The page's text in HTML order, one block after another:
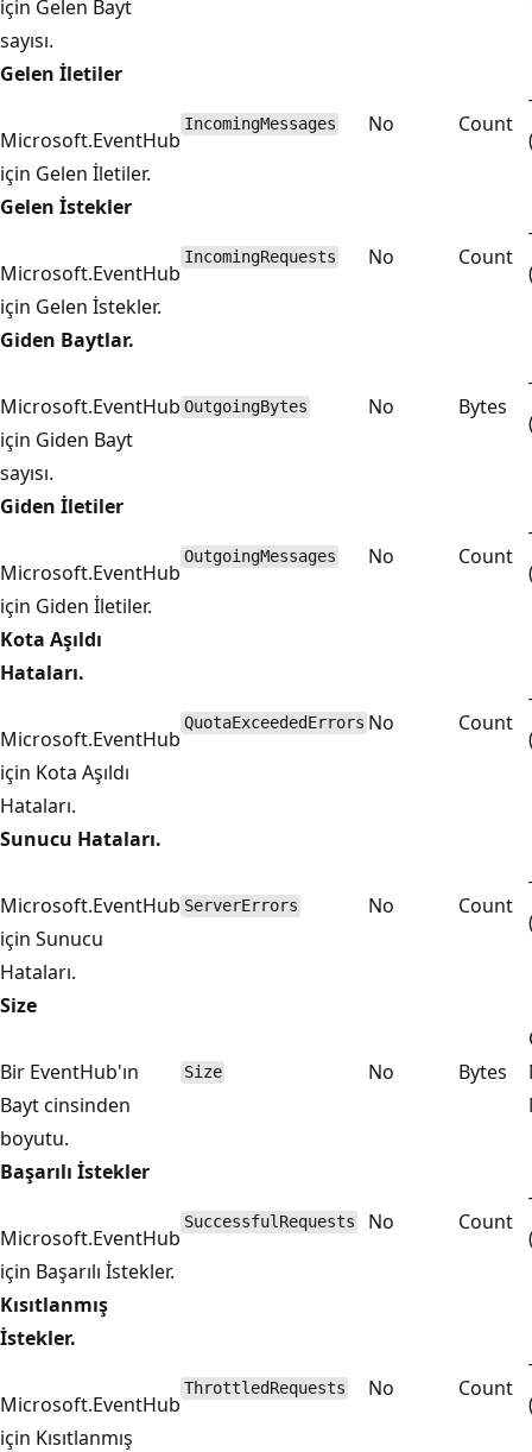
için Gelen Bayt
sayısı.
Gelen İletiler
Microsoft.EventHub
için Gelen İletiler.
IncomingMessages No Count
Gelen İstekler
Microsoft.EventHub
için Gelen İstekler.
IncomingRequests No Count
Giden Baytlar.
Microsoft.EventHub
için Giden Bayt
sayısı.
OutgoingBytes No Bytes
Giden İletiler
Microsoft.EventHub
için Giden İletiler.
OutgoingMessages No Count
Kota Aşıldı
Hataları.
Microsoft.EventHub
için Kota Aşıldı
Hataları.
QuotaExceededErrors No Count
Sunucu Hataları.
Microsoft.EventHub
için Sunucu
Hataları.
ServerErrors No Count
Size
Bir EventHub'ın
Bayt cinsinden
boyutu.
Size No Bytes
Başarılı İstekler
Microsoft.EventHub
için Başarılı İstekler.
SuccessfulRequests No Count
Kısıtlanmış
İstekler.
Microsoft.EventHub
için Kısıtlanmış
ThrottledRequests No Count